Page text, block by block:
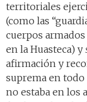
territoriales
(como las
cuerpos
en la Huasteca) y
afirmación y
suprema en
no estaba en los